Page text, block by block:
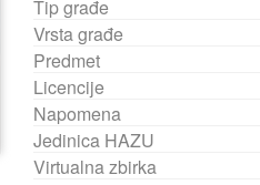
Tip građe
Vrsta građe
Predmet
Licencije
Napomena
Jedinica HAZU
Virtualna zbirka